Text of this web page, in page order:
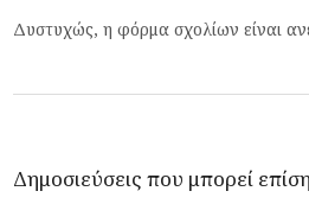
Δυστυχώς, η φόρμα σχολίων είναι
Δημοσιεύσεις που μπορεί